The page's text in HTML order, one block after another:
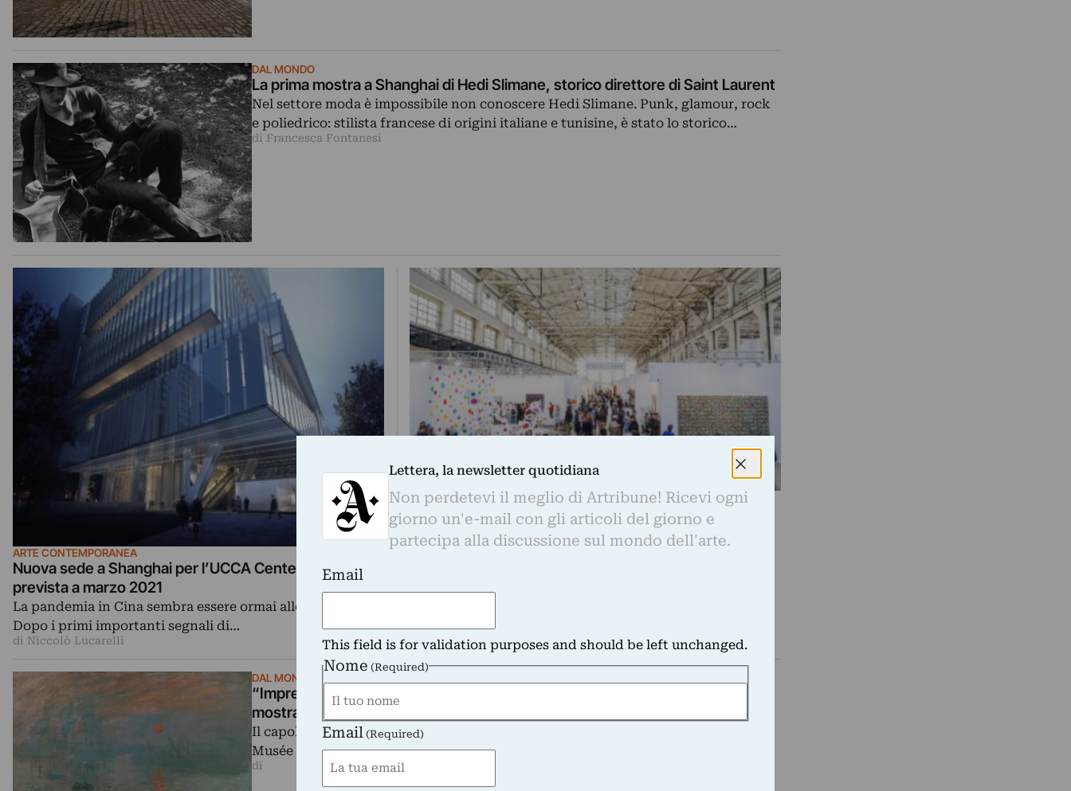
DAL MONDO
La prima mostra a Shanghai di Hedi Slimane, storico direttore di Saint Laurent
Nel settore moda è impossibile non conoscere Hedi Slimane. Punk, glamour, rock
e poliedrico: stilista francese di origini italiane e tunisine, è stato lo storico…
di Francesca Fontanesi
ARTE CONTEMPORANEA
Nuova sede a Shanghai per l’UCCA Center. Apertura
prevista a marzo 2021
La pandemia in Cina sembra essere ormai alle spalle.
Dopo i primi importanti segnali di…
di Niccolò Lucarelli
FIERE
A Shanghai la megafiera West Bund Art & Design
In contemporanea con la Young Art Fair, apre oggi a
Shanghai anche la West Bund Art…
DAL MONDO
“Impressione, levar del sole” di Claude Monet vola in Oriente per una grande
mostra a Shanghai
Il capolavoro di Monet è solo uno dei dipinti del padre dell’Impressionismo che il
Musée Marmottan Monet di Parigi ha ceduto in prestito al One…
di
Lettera, la newsletter quotidiana
Non perdetevi il meglio di Artribune! Ricevi ogni
giorno un'e-mail con gli articoli del giorno e
partecipa alla discussione sul mondo dell'arte.
Email
This field is for validation purposes and should be left unchanged.
Nome (Required)
First
Email (Required)